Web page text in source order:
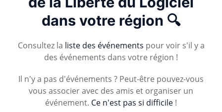
dans votre région 🔍
Consultez la liste des événements pour voir s'il y a
des événements dans votre région !
Il n'y a pas d'événements ? Peut-être pouvez-vous
vous associer avec des amis et organiser un
événement. Ce n'est pas si difficile !